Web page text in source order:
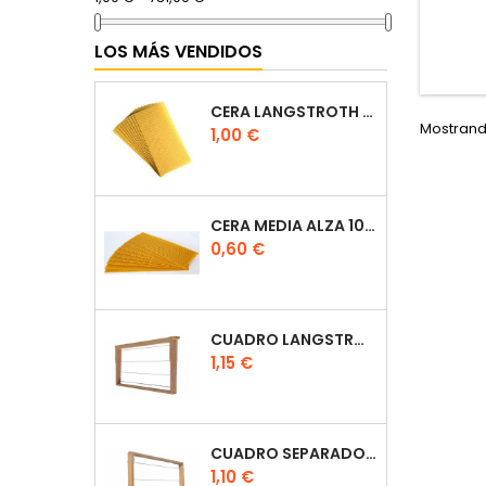
LOS MÁS VENDIDOS
CERA LANGSTROTH 100% ESPAÑOLA
Precio
1,00 €
CERA MEDIA ALZA 100% ESPAÑOLA
Precio
0,60 €
CUADRO LANGSTROTH CON HOFFMAN DE MADERA
Precio
1,15 €
CUADRO SEPARADOR DE PLÁSTICO LANGSTROTH
Precio
1,10 €